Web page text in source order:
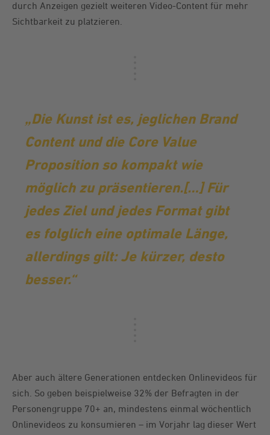
durch Anzeigen gezielt weiteren Video-Content für mehr
Sichtbarkeit zu platzieren.
„Die Kunst ist es, jeglichen Brand
Content und die Core Value
Proposition so kompakt wie
möglich zu präsentieren.[…] Für
jedes Ziel und jedes Format gibt
es folglich eine optimale Länge,
allerdings gilt: Je kürzer, desto
besser.“
Aber auch ältere Generationen entdecken Onlinevideos für
sich. So geben beispielweise 32% der Befragten in der
Personengruppe 70+ an, mindestens einmal wöchentlich
Onlinevideos zu konsumieren – im Vorjahr lag dieser Wert